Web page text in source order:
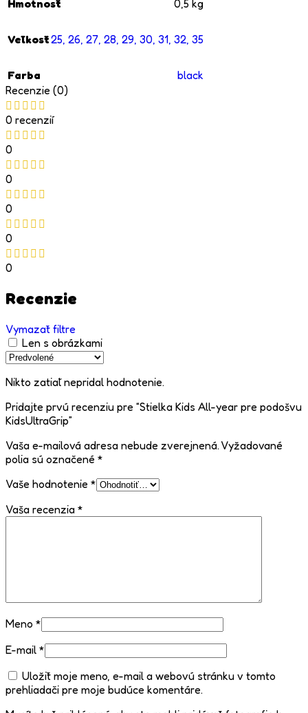
Hmotnosť
0,5 kg
Veľkosť25, 26, 27, 28, 29, 30, 31, 32, 35
Farba
black
Recenzie (0)
0 recenzií
0
0
0
0
0
Recenzie
Vymazať filtre
Len s obrázkami
Nikto zatiaľ nepridal hodnotenie.
Pridajte prvú recenziu pre “Stielka Kids All-year pre podošvu
KidsUltraGrip”
Vaša e-mailová adresa nebude zverejnená. Vyžadované
polia sú označené *
Vaše hodnotenie *
Vaša recenzia *
Meno *
E-mail *
Uložiť moje meno, e-mail a webovú stránku v tomto
prehliadači pre moje budúce komentáre.